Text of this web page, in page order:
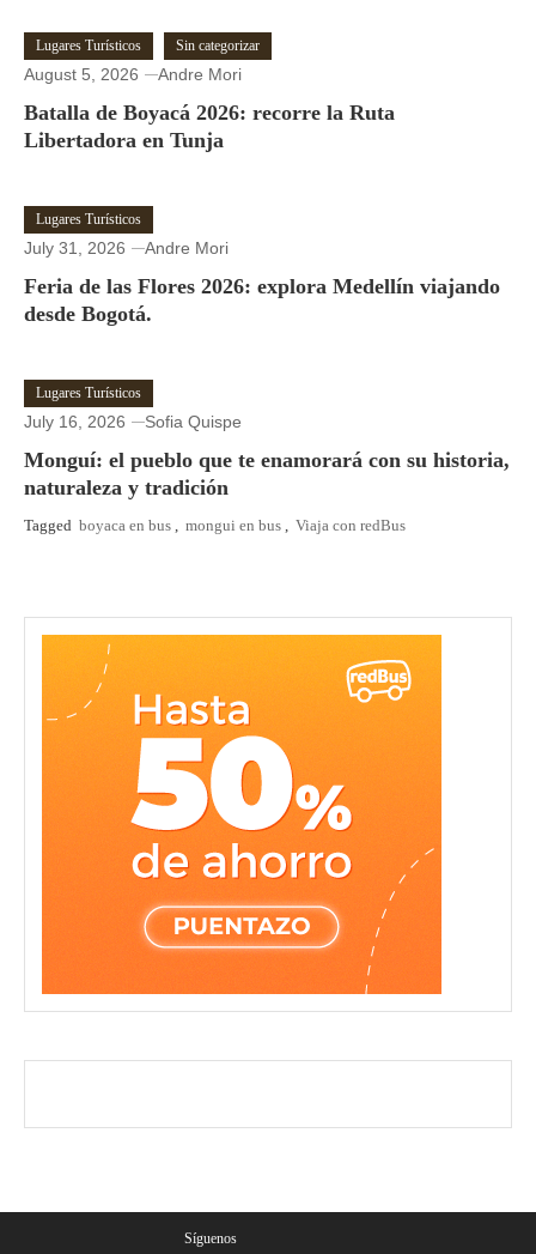
Lugares Turísticos Sin categorizar
August 5, 2026 Andre Mori
Batalla de Boyacá 2026: recorre la Ruta
Libertadora en Tunja
Lugares Turísticos
July 31, 2026 Andre Mori
Feria de las Flores 2026: explora Medellín viajando
desde Bogotá.
Lugares Turísticos
July 16, 2026 Sofia Quispe
Monguí: el pueblo que te enamorará con su historia,
naturaleza y tradición
Tagged boyaca en bus , mongui en bus , Viaja con redBus
Síguenos